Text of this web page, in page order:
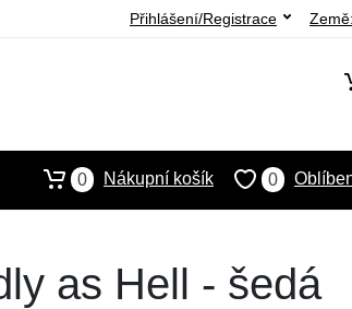
Země:
Přihlášení/Registrace
0
0 Nákupní košík
as Hell - šedá